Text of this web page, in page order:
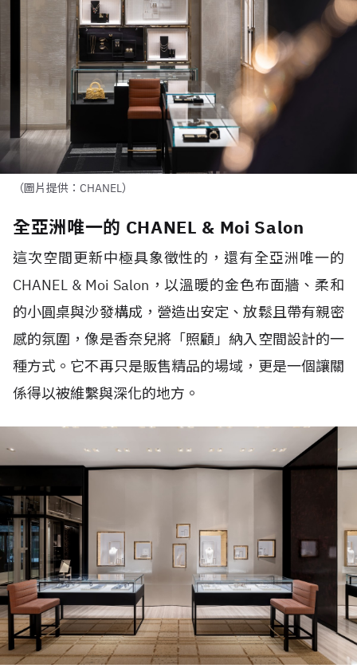
（圖片提供：CHANEL）
全亞洲唯一的 CHANEL & Moi Salon
這次空間更新中極具象徵性的，還有全亞洲唯一的
CHANEL & Moi Salon，以溫暖的金色布面牆、柔和
的小圓桌與沙發構成，營造出安定、放鬆且帶有親密
感的氛圍，像是香奈兒將「照顧」納入空間設計的一
種方式。它不再只是販售精品的場域，更是一個讓關
係得以被維繫與深化的地方。